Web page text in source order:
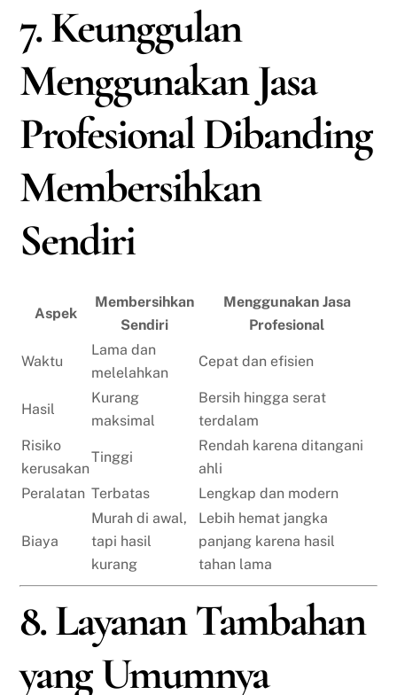
7. Keunggulan
Menggunakan Jasa
Profesional Dibanding
Membersihkan
Sendiri
Aspek
Membersihkan
Sendiri
Menggunakan Jasa
Profesional
Waktu
Lama dan
melelahkan
Cepat dan efisien
Hasil
Kurang
maksimal
Bersih hingga serat
terdalam
Risiko
kerusakan
Tinggi
Rendah karena ditangani
ahli
Peralatan Terbatas Lengkap dan modern
Biaya
Murah di awal,
tapi hasil
kurang
Lebih hemat jangka
panjang karena hasil
tahan lama
8. Layanan Tambahan
yang Umumnya